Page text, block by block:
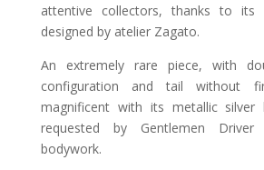
attentive collectors, thanks to its
designed by atelier Zagato.
An extremely rare piece, with
configuration and tail without
magnificent with its metallic
requested by Gentlemen
bodywork.